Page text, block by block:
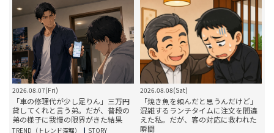
2026.08.07(Fri)
「車の修理代が少し足りん」三万円
貸してくれと言う弟。だが、普段の
弟の様子に我慢の限界がきた結果
TREND（トレンド深堀） STORY
2026.08.08(Sat)
「焼き魚を頼んだと思うんだけど」
混雑するランチタイムに注文を間違
えた私。だが、客の対応に救われた
瞬間